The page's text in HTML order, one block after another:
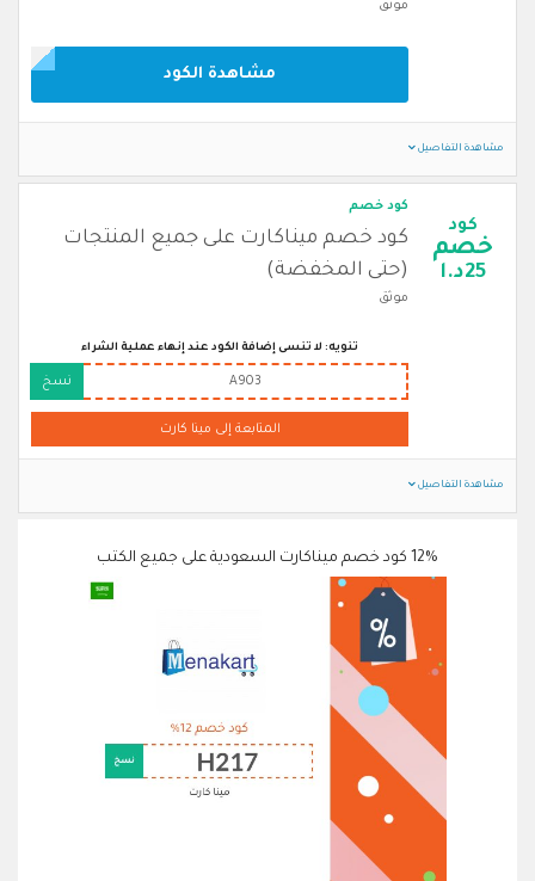
موثق
مشاهدة الكود
مشاهدة التفاصيل
كود
خصم
25د.ا
كود خصم
كود خصم ميناكارت على جميع المنتجات
(حتى المخفضة)
موثق
تنويه: لا تنسى إضافة الكود عند إنهاء عملية الشراء
A903 نسخ
المتابعة إلى مينا كارت
مشاهدة التفاصيل
12% كود خصم ميناكارت السعودية على جميع الكتب